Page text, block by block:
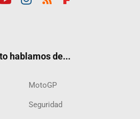
hablamos de...
MotoGP
Seguridad